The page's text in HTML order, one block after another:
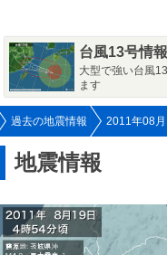
台風13号情報
大型で強い台風
ます
過去の地震情報 2011年08月
地震情報